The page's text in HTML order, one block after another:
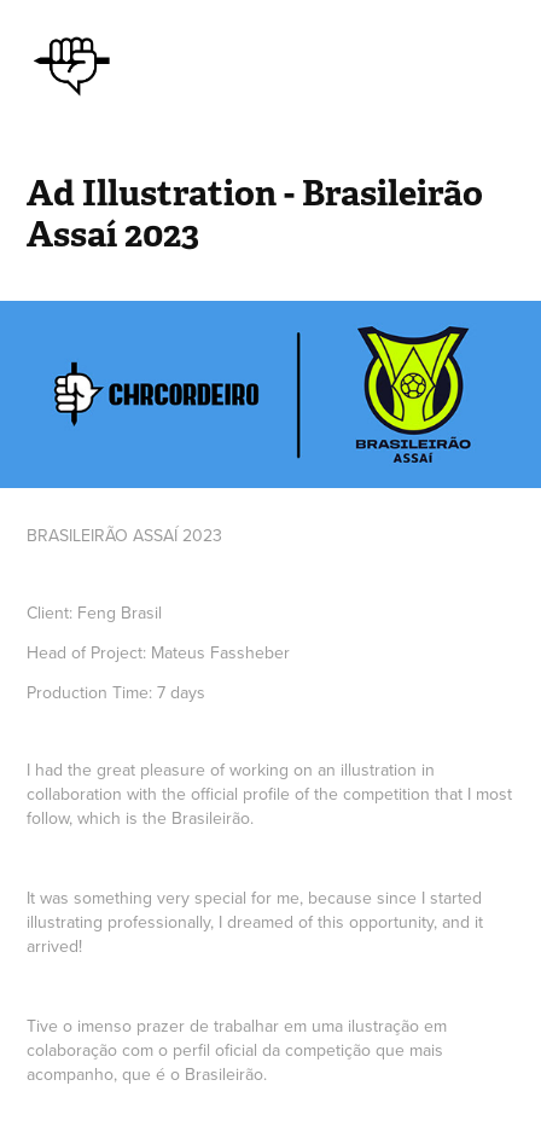
Ad Illustration - Brasileirão
Assaí 2023
BRASILEIRÃO ASSAÍ 2023
Client: Feng Brasil
Head of Project: Mateus Fassheber
Production Time: 7 days
I had the great pleasure of working on an illustration in
collaboration with the official profile of the competition that I most
follow, which is the Brasileirão.
It was something very special for me, because since I started
illustrating professionally, I dreamed of this opportunity, and it
arrived!
Tive o imenso prazer de trabalhar em uma ilustração em
colaboração com o perfil oficial da competição que mais
acompanho, que é o Brasileirão.